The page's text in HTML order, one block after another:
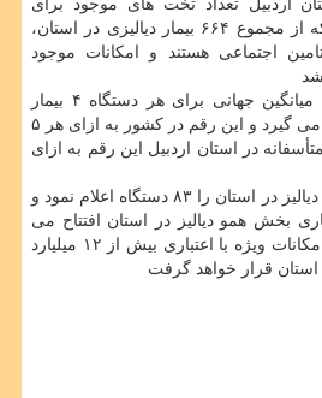
اردبیل تعداد تخت های موجود برای
بیماران دیالیزی است چونکه از مجموع ۶۶۴ بیمار دیالیزی در استان،
اجتماعی هستند و امکانات موجود
برجی اشاره کرد: برمبنای میانگین جهانی برای هر دستگاه ۴ بیمار
دیالیزی مورد استفاده قرار می گیرد و این رقم در کشور به ازای هر ۵
در استان اردبیل این رقم به ازای
وی تعداد دستگاه های فعال دیالیز در استان را ۸۳ دستگاه اعلام نمود و
بخش همو دیالیز در استان افتتاح می
گردد که ۱۱ تخت دیالیز با امکانات ویژه با اعتباری بیش از ۱۲ میلیارد
استان قرار خواهد گرفت